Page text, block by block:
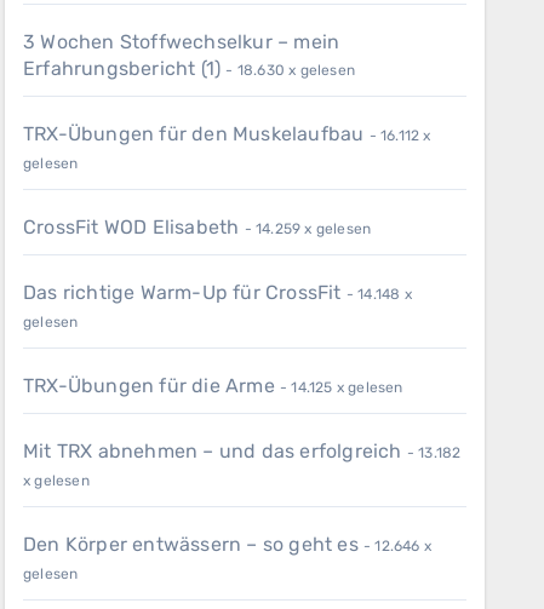
3 Wochen Stoffwechselkur – mein
Erfahrungsbericht (1) - 18.630 x gelesen
TRX-Übungen für den Muskelaufbau - 16.112 x
gelesen
CrossFit WOD Elisabeth - 14.259 x gelesen
Das richtige Warm-Up für CrossFit - 14.148 x
gelesen
TRX-Übungen für die Arme - 14.125 x gelesen
Mit TRX abnehmen – und das erfolgreich - 13.182
x gelesen
Den Körper entwässern – so geht es - 12.646 x
gelesen